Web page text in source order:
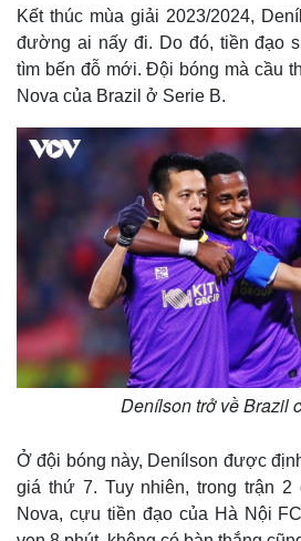
Thế giới
Quan sát
Cuộc sống đó đây
Ảnh
Kết thúc mùa giải 2023/2024,
đường ai nấy đi. Do đó, tiền đạo
tìm bến đỗ mới. Đội bóng mà cầu
Nova của Brazil ở Serie B.
Denílson trở về Brazil
Ở đội bóng này, Denílson được
giá thứ 7. Tuy nhiên, trong trận
Nova, cựu tiền đạo của Hà Nội